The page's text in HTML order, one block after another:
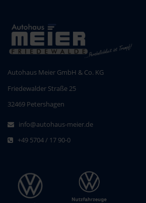
Autohaus Meier GmbH & Co. KG
Friedewalder Straße 25
32469 Petershagen
info@autohaus-meier.de
+49 5704 / 17 90-0